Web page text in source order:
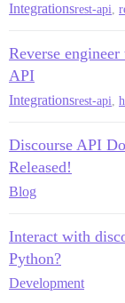
Integrationsrest-api
Reverse
API
Integrationsrest-api
Discourse API
Released!
Blog
Interact with
Python?
Development